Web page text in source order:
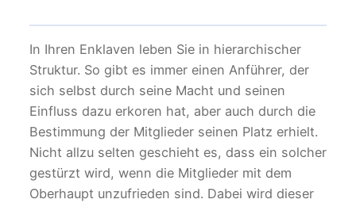
In Ihren Enklaven leben Sie in hierarchischer
Struktur. So gibt es immer einen Anführer, der
sich selbst durch seine Macht und seinen
Einfluss dazu erkoren hat, aber auch durch die
Bestimmung der Mitglieder seinen Platz erhielt.
Nicht allzu selten geschieht es, dass ein solcher
gestürzt wird, wenn die Mitglieder mit dem
Oberhaupt unzufrieden sind. Dabei wird dieser